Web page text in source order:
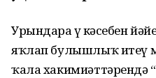
Урындарҙа үҙ кәсебен
яҡлап булышлыҡ итеү
ҡала хакимиәттәрендә